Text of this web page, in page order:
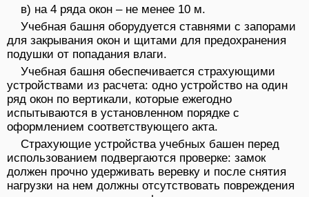
в) на 4 ряда окон – не менее 10 м.
Учебная башня оборудуется ставнями с запорами
для закрывания окон и щитами для предохранения
подушки от попадания влаги.
Учебная башня обеспечивается страхующими
устройствами из расчета: одно устройство на один
ряд окон по вертикали, которые ежегодно
испытываются в установленном порядке с
оформлением соответствующего акта.
Страхующие устройства учебных башен перед
использованием подвергаются проверке: замок
должен прочно удерживать веревку и после снятия
нагрузки на нем должны отсутствовать повреждения